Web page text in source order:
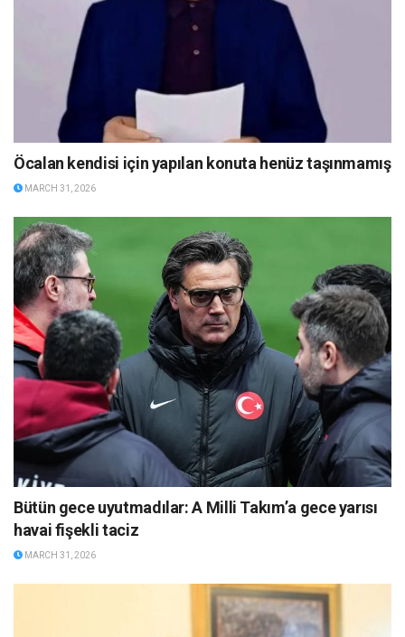
Öcalan kendisi için yapılan konuta henüz taşınmamış
MARCH 31, 2026
Bütün gece uyutmadılar: A Milli Takım’a gece yarısı
havai fişekli taciz
MARCH 31, 2026